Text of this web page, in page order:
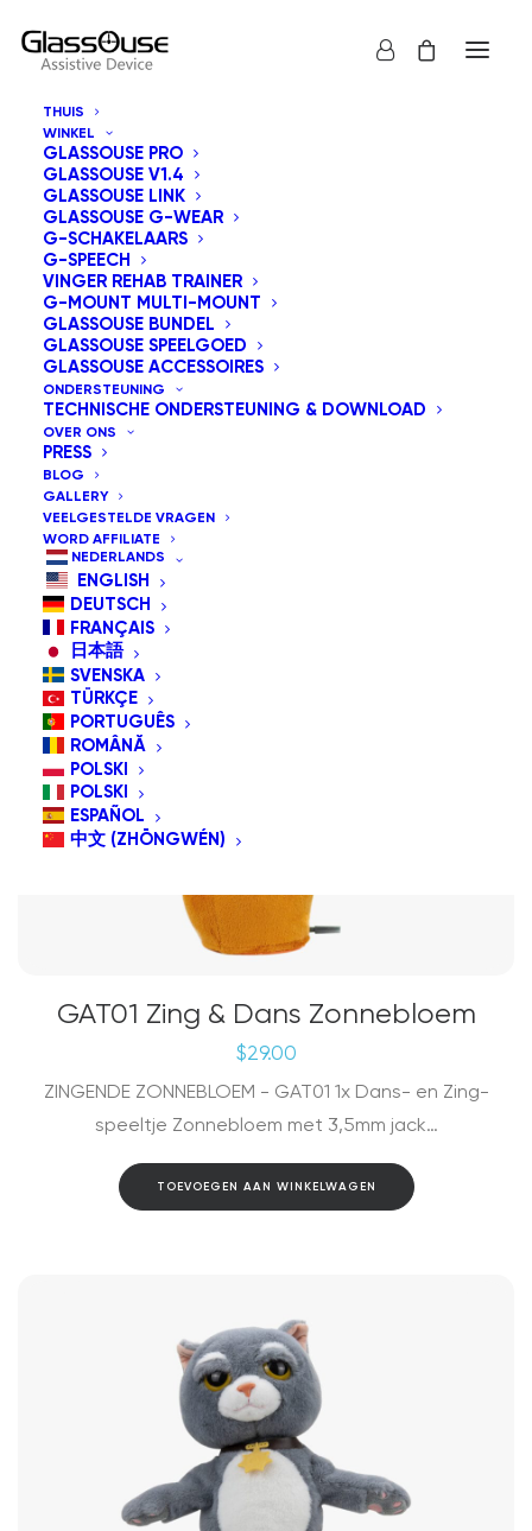
THUIS
WINKEL
GLASSOUSE PRO
GLASSOUSE V1.4
GLASSOUSE LINK
GLASSOUSE G-WEAR
G-SCHAKELAARS
G-SPEECH
VINGER REHAB TRAINER
G-MOUNT MULTI-MOUNT
GLASSOUSE BUNDEL
GLASSOUSE SPEELGOED
GLASSOUSE ACCESSOIRES
ONDERSTEUNING
TECHNISCHE ONDERSTEUNING & DOWNLOAD
OVER ONS
PRESS
BLOG
GALLERY
VEELGESTELDE VRAGEN
WORD AFFILIATE
NEDERLANDS
ENGLISH
DEUTSCH
FRANÇAIS
日本語
SVENSKA
TÜRKÇE
PORTUGUÊS
ROMÂNĂ
POLSKI
POLSKI
ESPAÑOL
中文 (ZHŌNGWÉN)
Toon alles
Standaard sortering
Sorteer op populariteit
Sorteren op nieuwste
Sorteer op prijs: laag naar hoog
Sorteer op prijs: hoog naar laag
GAT01 Zing & Dans Zonnebloem
$29.00
ZINGENDE ZONNEBLOEM - GAT01 1x Dans- en Zing-
speeltje Zonnebloem met 3,5mm jack…
TOEVOEGEN AAN WINKELWAGEN